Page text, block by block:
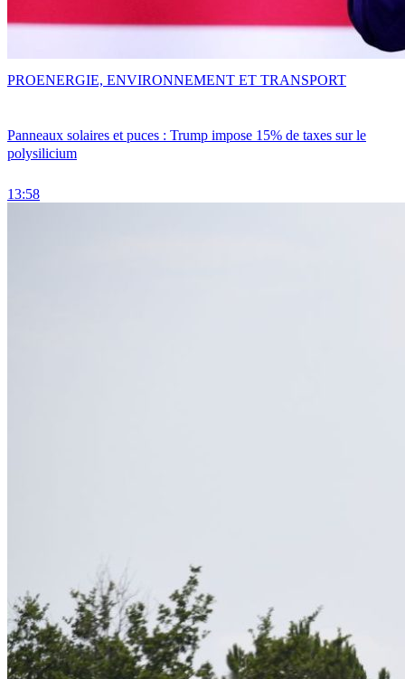
Panneaux solaires et puces : Trump impose 15% de taxes sur le
polysilicium
13:58
PROENERGIE, ENVIRONNEMENT ET TRANSPORT